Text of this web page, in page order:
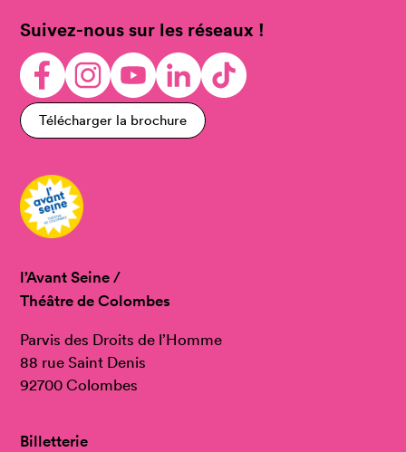
Suivez-nous sur les réseaux !
Télécharger la brochure
l’Avant Seine /
Théâtre de Colombes
Parvis des Droits de l’Homme
88 rue Saint Denis
92700 Colombes
Billetterie